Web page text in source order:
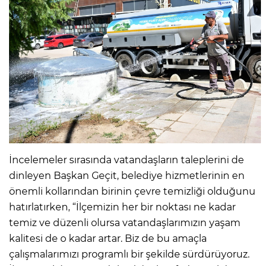
İncelemeler sırasında vatandaşların taleplerini de
dinleyen Başkan Geçit, belediye hizmetlerinin en
önemli kollarından birinin çevre temizliği olduğunu
hatırlatırken, “İlçemizin her bir noktası ne kadar
temiz ve düzenli olursa vatandaşlarımızın yaşam
kalitesi de o kadar artar. Biz de bu amaçla
çalışmalarımızı programlı bir şekilde sürdürüyoruz.